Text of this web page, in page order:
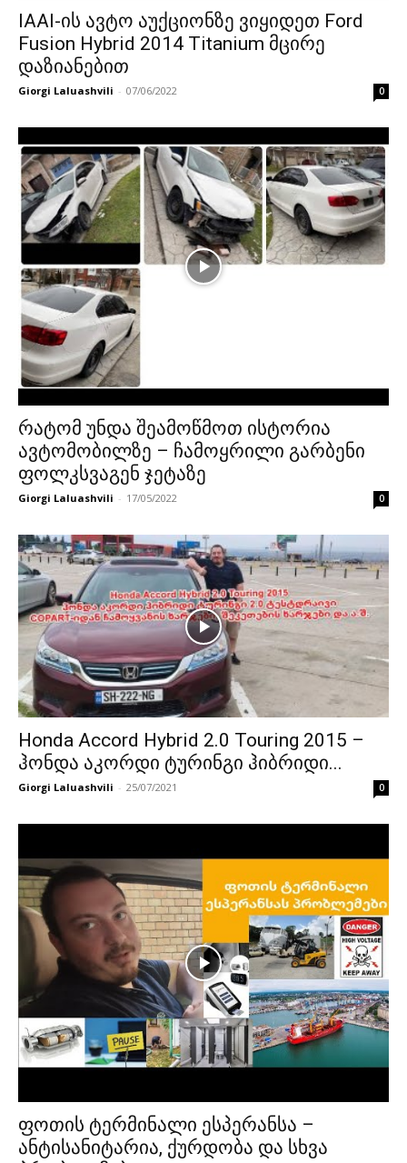
IAAI-ის ავტო აუქციონზე ვიყიდეთ Ford
Fusion Hybrid 2014 Titanium მცირე
დაზიანებით
Giorgi Laluashvili - 07/06/2022 0
რატომ უნდა შეამოწმოთ ისტორია
ავტომობილზე – ჩამოყრილი გარბენი
ფოლკსვაგენ ჯეტაზე
Giorgi Laluashvili - 17/05/2022 0
Honda Accord Hybrid 2.0 Touring 2015 –
ჰონდა აკორდი ტურინგი ჰიბრიდი...
Giorgi Laluashvili - 25/07/2021 0
ფოთის ტერმინალი ესპერანსა –
ანტისანიტარია, ქურდობა და სხვა